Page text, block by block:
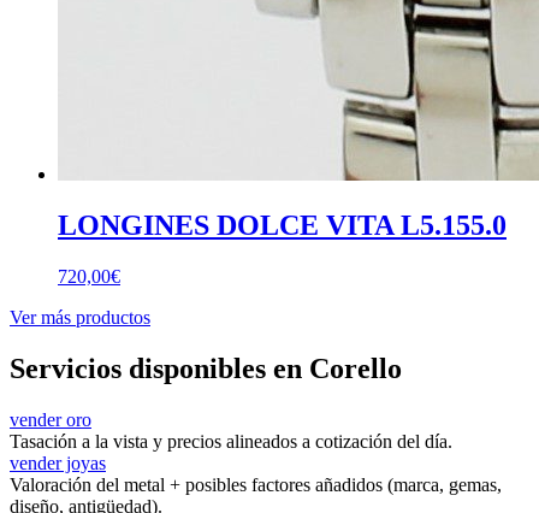
LONGINES DOLCE VITA L5.155.0
720,00€
Ver más productos
Servicios disponibles en Corello
vender oro
Tasación a la vista y precios alineados a cotización del día.
vender joyas
Valoración del metal + posibles factores añadidos (marca, gemas,
diseño, antigüedad).